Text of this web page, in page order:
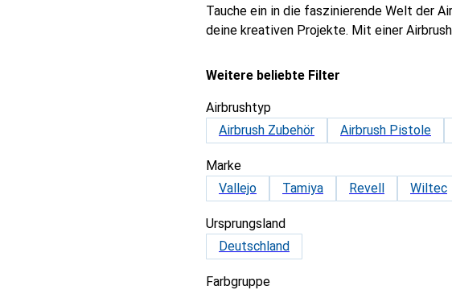
Tauche ein in die faszinierende Welt der
deine kreativen Projekte. Mit einer
Weitere beliebte Filter
Airbrushtyp
Airbrush Zubehör
Airbrush Pistole
Marke
Vallejo
Tamiya Revell Wiltec
Ursprungsland
Deutschland
Farbgruppe